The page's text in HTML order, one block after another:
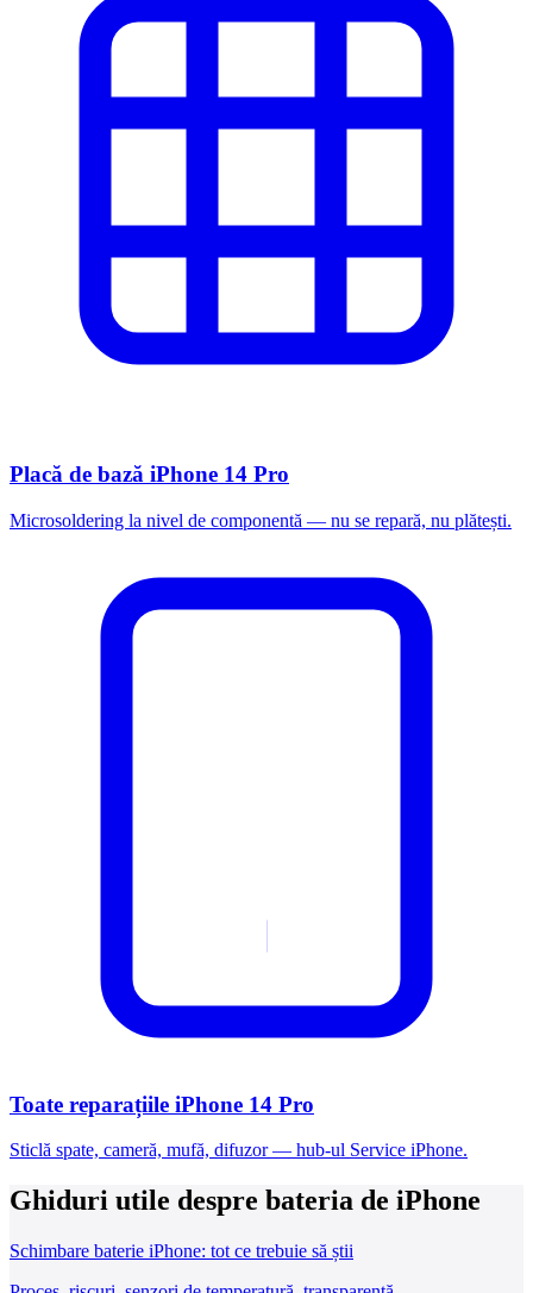
Placă de bază iPhone 14 Pro
Microsoldering la nivel de componentă — nu se repară, nu plătești.
Toate reparațiile iPhone 14 Pro
Sticlă spate, cameră, mufă, difuzor — hub-ul Service iPhone.
Ghiduri utile despre bateria de iPhone
Schimbare baterie iPhone: tot ce trebuie să știi